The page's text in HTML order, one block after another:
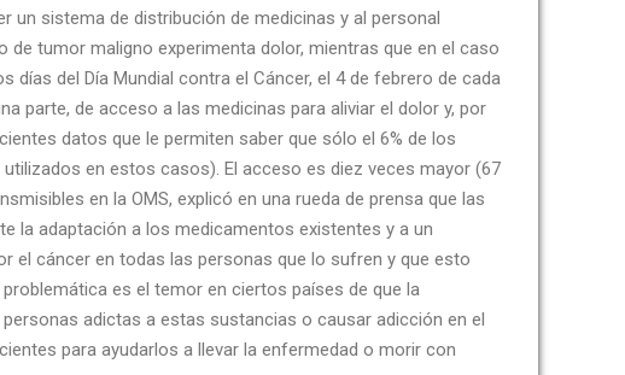
un sistema de distribución de medicinas y al personal
de tumor maligno experimenta dolor, mientras que en el caso
del Día Mundial contra el Cáncer, el 4 de febrero de cada
parte, de acceso a las medicinas para aliviar el dolor y, por
datos que le permiten saber que sólo el 6% de los
en estos casos). El acceso es diez veces mayor (67
en la OMS, explicó en una rueda de prensa que las
la adaptación a los medicamentos existentes y a un
el cáncer en todas las personas que lo sufren y que esto
es el temor en ciertos países de que la
adictas a estas sustancias o causar adicción en el
para ayudarlos a llevar la enfermedad o morir con